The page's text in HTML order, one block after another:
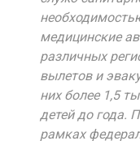
медицинские
различных
вылетов и
них более 1,5
детей до года.
рамках